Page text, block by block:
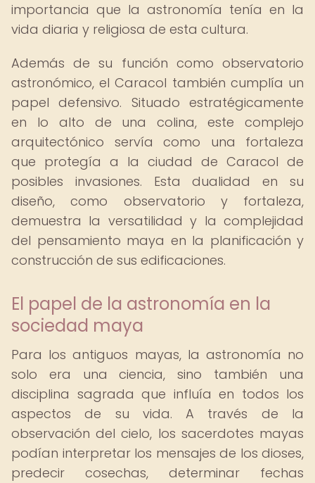
importancia que la astronomía tenía en la
vida diaria y religiosa de esta cultura.
Además de su función como observatorio
astronómico, el Caracol también cumplía un
papel defensivo. Situado estratégicamente
en lo alto de una colina, este complejo
arquitectónico servía como una fortaleza
que protegía a la ciudad de Caracol de
posibles invasiones. Esta dualidad en su
diseño, como observatorio y fortaleza,
demuestra la versatilidad y la complejidad
del pensamiento maya en la planificación y
construcción de sus edificaciones.
El papel de la astronomía en la
sociedad maya
Para los antiguos mayas, la astronomía no
solo era una ciencia, sino también una
disciplina sagrada que influía en todos los
aspectos de su vida. A través de la
observación del cielo, los sacerdotes mayas
podían interpretar los mensajes de los dioses,
predecir cosechas, determinar fechas